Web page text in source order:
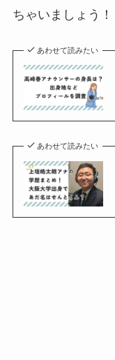
ちゃいましょう！
あわせて読みたい
あわせて読みたい